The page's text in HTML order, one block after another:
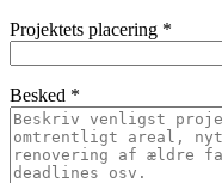
Projektets placering *
Besked *